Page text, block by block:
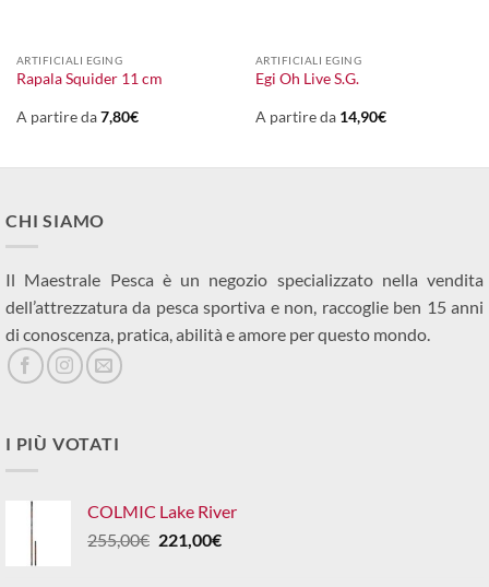
ARTIFICIALI EGING
Rapala Squider 11 cm
A partire da7,80€
ARTIFICIALI EGING
Egi Oh Live S.G.
A partire da 14,90€
CHI SIAMO
Il Maestrale Pesca è un negozio specializzato nella vendita
dell’attrezzatura da pesca sportiva e non, raccoglie ben 15 anni
di conoscenza, pratica, abilità e amore per questo mondo.
I PIÙ VOTATI
COLMIC Lake River
255,00€ Il
221,00€Il